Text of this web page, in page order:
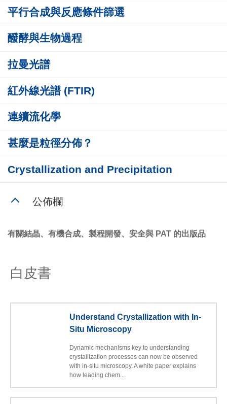
平行合成與反應條件篩選
醱酵與生物過程
拉曼光譜
紅外線光譜 (FTIR)
連續流化學
甚麼是粒徑分佈？
Crystallization and Precipitation
公佈欄
有關結晶、有機合成、製程開發、安全與 PAT 的出版品
白皮書
Understand Crystallization with In-
Situ Microscopy
Dynamic mechanisms key to understanding
crystallization processes can now be observed
with in-situ microscopy. A white paper explains
how leading chem...